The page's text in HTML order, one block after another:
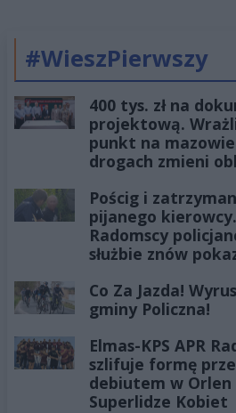
#WieszPierwszy
400 tys. zł na
projektową.
punkt na
drogach zmieni
Pościg i
pijanego kierowcy.
Radomscy
służbie znów
Co Za Jazda!
gminy Policzna!
Elmas-KPS APR
szlifuje formę
debiutem w Orlen
Superlidze Kobiet